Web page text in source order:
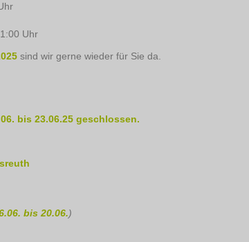
Uhr
sind wir gerne wieder für Sie da.
bis 23.06.25 geschlossen.
bis 20.06.)